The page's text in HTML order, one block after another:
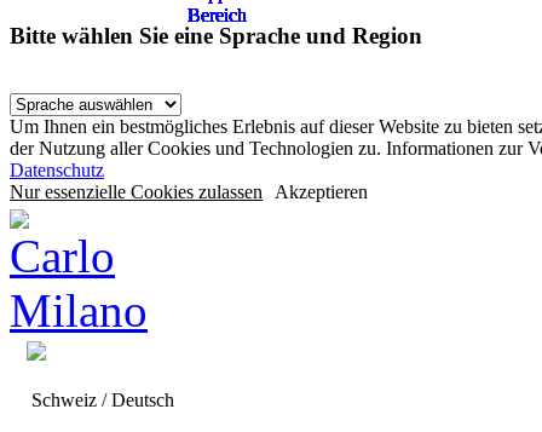
Bitte wählen Sie eine Sprache und Region
Um Ihnen ein bestmögliches Erlebnis auf dieser Website zu bieten
der Nutzung aller Cookies und Technologien zu. Informationen zur
Datenschutz
Nur essenzielle Cookies zulassen Akzeptieren
Schweiz / Deutsch
Bereich
Bereich
Bereich
Bereich
Bereich
Bereich
Bereich
Bereich
Bereich
Bereich
Bereich